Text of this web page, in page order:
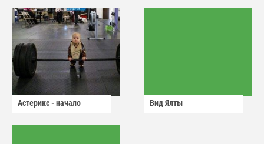
Астерикс - начало Вид Ялты